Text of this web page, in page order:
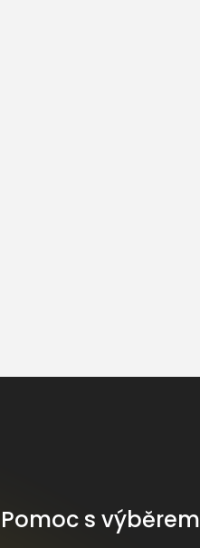
Pomoc s výběrem